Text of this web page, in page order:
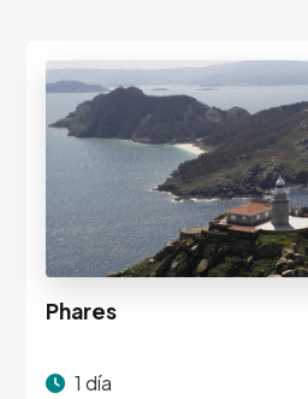
Phares
1 día